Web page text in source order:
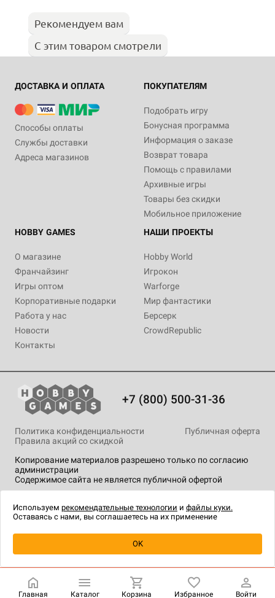
Уведомить о наличии
Рекомендуем вам
С этим товаром смотрели
ДОСТАВКА И ОПЛАТА
Способы оплаты
Службы доставки
Адреса магазинов
ПОКУПАТЕЛЯМ
Подобрать игру
Бонусная программа
Информация о заказе
Возврат товара
Помощь с правилами
Архивные игры
Товары без скидки
Мобильное приложение
HOBBY GAMES
О магазине
Франчайзинг
Игры оптом
Корпоративные подарки
Работа у нас
Новости
Контакты
НАШИ ПРОЕКТЫ
Hobby World
Игрокон
Warforge
Мир фантастики
Берсерк
CrowdRepublic
+7 (800) 500-31-36
Копирование материалов разрешено только по согласию
администрации
Содержимое сайта не является публичной офертой
Политика конфиденциальности
Публичная оферта
Правила акций со скидкой
технологии.
Главная Каталог Корзина Избранное Войти
Используем рекомендательные технологии и файлы куки.
Оставаясь с нами, вы соглашаетесь на их применение
OK